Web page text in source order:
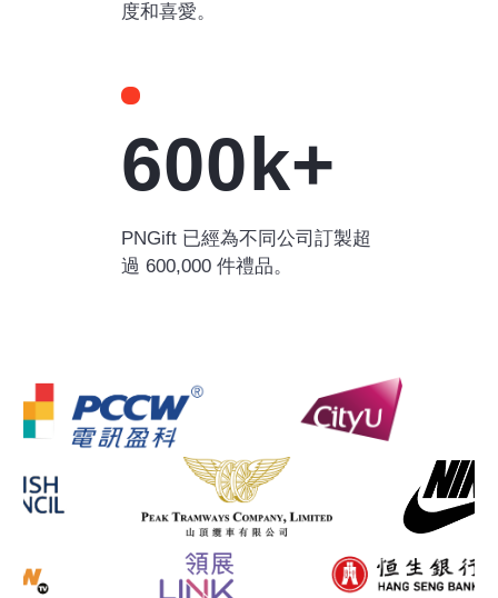
度和喜愛。
600k+
PNGift 已經為不同公司訂製超
過 600,000 件禮品。